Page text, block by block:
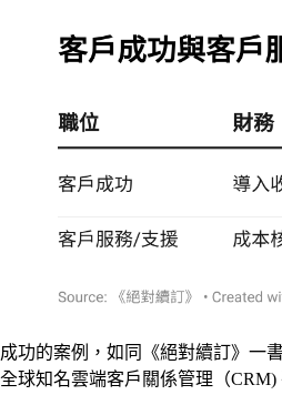
成功的案例，如同《絕對續訂》一
全球知名雲端客戶關係管理（CRM)